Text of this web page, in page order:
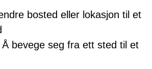
bosted eller lokasjon til et
Å bevege seg fra ett sted til et